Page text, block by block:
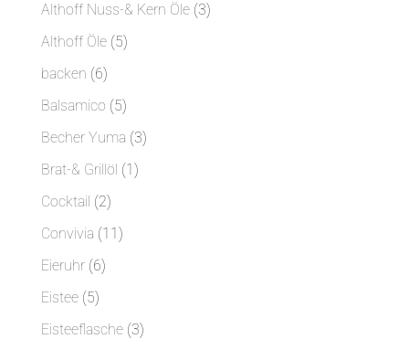
Althoff Nuss-& Kern Öle 33
Althoff Öle 55
backen 66
Produkte
Balsamico 55
Produkte
Becher Yuma 33
Brat-& Grillöl 11
Cocktail 22
Produkte
Convivia 1111
Eieruhr 66
Eistee 55
Produkte
Eisteeflasche 33